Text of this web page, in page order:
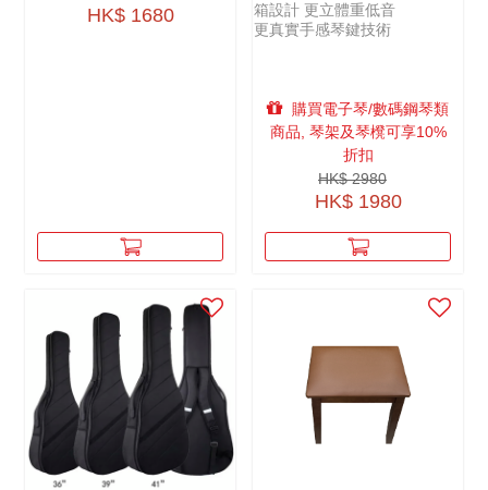
HK$ 1680
箱設計 更立體重低音
更真實手感琴鍵技術
購買電子琴/數碼鋼琴類
商品, 琴架及琴櫈可享10%
折扣
HK$ 2980
HK$ 1980